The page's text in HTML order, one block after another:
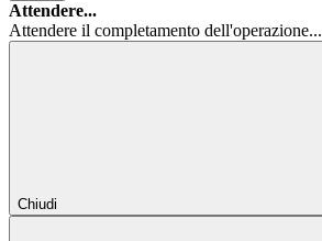
Attendere...
Attendere il completamento dell'operazione...
Chiudi